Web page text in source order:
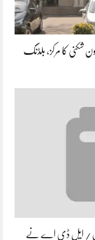
شکنی کا مرکز، بلڈنگ
وژن / ایل ڈی اے نے